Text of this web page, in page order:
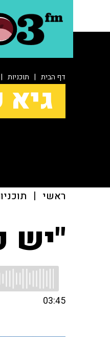
דף הבית | תוכניות |
גיא
ראשי |
"יש
03:45